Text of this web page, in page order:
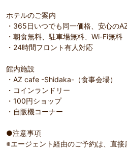
ホテルのご案内
・365日いつでも同一価格、安心の
・朝食無料、駐車場無料、Wi-Fi無料
・24時間フロント有人対応
館内施設
・AZ cafe -Shidaka-（食事会場）
・コインランドリー
・100円ショップ
・自販機コーナー
●注意事項
※エージェント経由のご予約は、直